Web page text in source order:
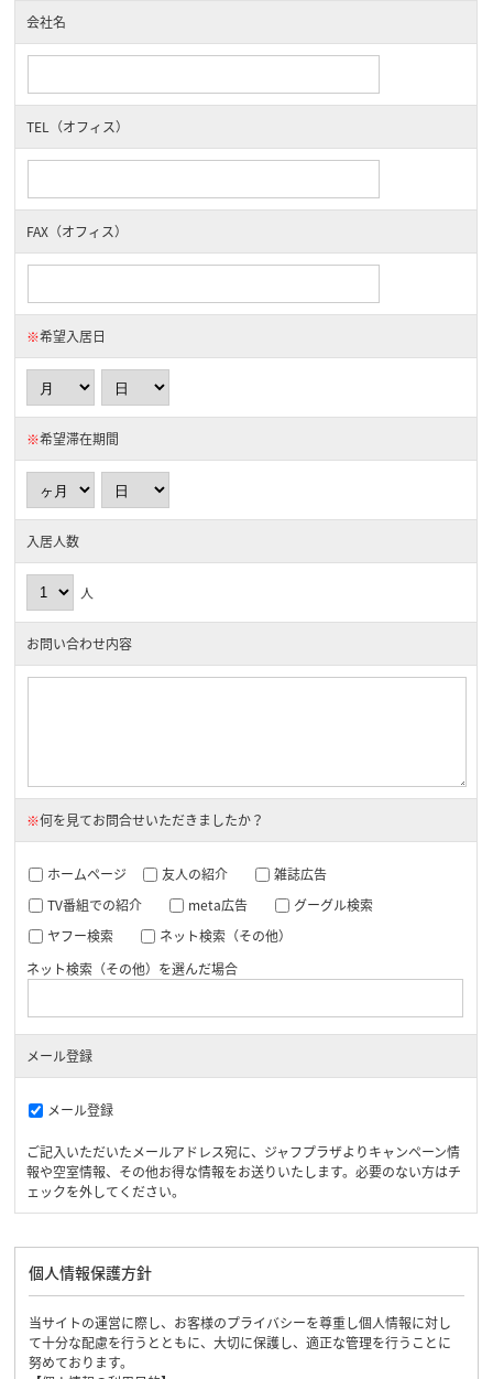
会社名
TEL（オフィス）
FAX（オフィス）
※希望入居日
※希望滞在期間
入居人数
人
お問い合わせ内容
※何を見てお問合せいただきましたか？
ホームページ 友人の紹介
雑誌広告
TV番組での紹介
meta広告
グーグル検索
ヤフー検索
ネット検索（その他）
ネット検索（その他）を選んだ場合
メール登録
メール登録
ご記入いただいたメールアドレス宛に、ジャフプラザよりキャンペーン情
報や空室情報、その他お得な情報をお送りいたします。必要のない方はチ
ェックを外してください。
個人情報保護方針
当サイトの運営に際し、お客様のプライバシーを尊重し個人情報に対し
て十分な配慮を行うとともに、大切に保護し、適正な管理を行うことに
努めております。